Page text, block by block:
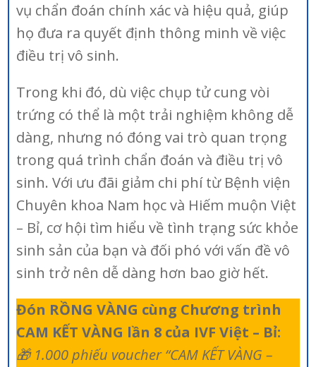
vụ chẩn đoán chính xác và hiệu quả, giúp
họ đưa ra quyết định thông minh về việc
điều trị vô sinh.
Trong khi đó, dù việc chụp tử cung vòi
trứng có thể là một trải nghiệm không dễ
dàng, nhưng nó đóng vai trò quan trọng
trong quá trình chẩn đoán và điều trị vô
sinh. Với ưu đãi giảm chi phí từ Bệnh viện
Chuyên khoa Nam học và Hiếm muộn Việt
– Bỉ, cơ hội tìm hiểu về tình trạng sức khỏe
sinh sản của bạn và đối phó với vấn đề vô
sinh trở nên dễ dàng hơn bao giờ hết.
Đón RỒNG VÀNG cùng Chương trình
CAM KẾT VÀNG lần 8 của IVF Việt – Bỉ:
🎁 1.000 phiếu voucher “CAM KẾT VÀNG –